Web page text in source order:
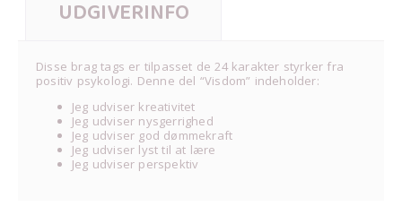
UDGIVERINFO
Disse brag tags er tilpasset de 24 karakter styrker fra
positiv psykologi. Denne del “Visdom” indeholder:
Jeg udviser kreativitet
Jeg udviser nysgerrighed
Jeg udviser god dømmekraft
Jeg udviser lyst til at lære
Jeg udviser perspektiv